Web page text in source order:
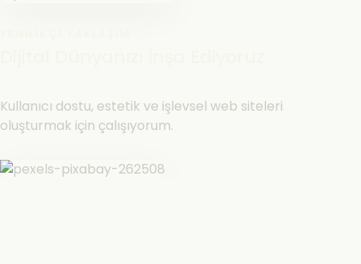
Kullanıcı dostu, estetik ve işlevsel web siteleri
oluşturmak için çalışıyorum.